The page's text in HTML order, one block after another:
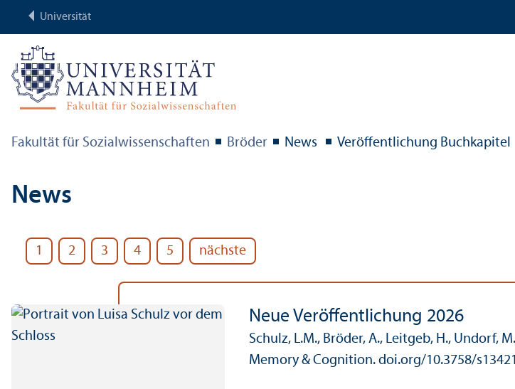
Universität
Fakultät für Sozial­wissenschaften Bröder News Veröffentlichung Buchkapitel
News
1 2 3 4 5 nächste
Neue Veröffentlichung 2026
Schulz, L.M., Bröder, A., Leitgeb, H.,
Memory & Cognition. doi.org/10.3758/